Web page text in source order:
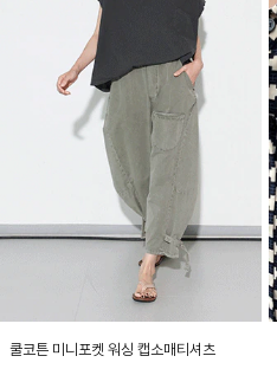
쿨코튼 미니포켓 워싱 캡소매티셔츠